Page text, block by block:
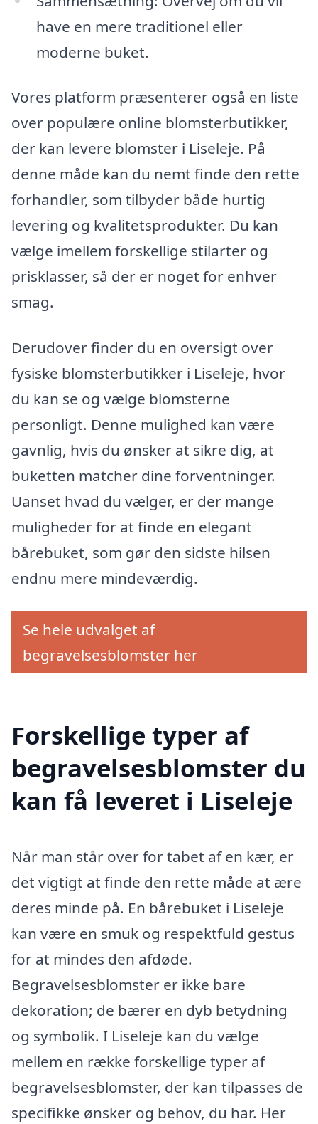
have en mere traditionel eller
moderne buket.
Vores platform præsenterer også en liste
over populære online blomsterbutikker,
der kan levere blomster i Liseleje. På
denne måde kan du nemt finde den rette
forhandler, som tilbyder både hurtig
levering og kvalitetsprodukter. Du kan
vælge imellem forskellige stilarter og
prisklasser, så der er noget for enhver
smag.
Derudover finder du en oversigt over
fysiske blomsterbutikker i Liseleje, hvor
du kan se og vælge blomsterne
personligt. Denne mulighed kan være
gavnlig, hvis du ønsker at sikre dig, at
buketten matcher dine forventninger.
Uanset hvad du vælger, er der mange
muligheder for at finde en elegant
bårebuket, som gør den sidste hilsen
endnu mere mindeværdig.
Se hele udvalget af
begravelsesblomster her
Forskellige typer af
begravelsesblomster du
kan få leveret i Liseleje
Når man står over for tabet af en kær, er
det vigtigt at finde den rette måde at ære
deres minde på. En bårebuket i Liseleje
kan være en smuk og respektfuld gestus
for at mindes den afdøde.
Begravelsesblomster er ikke bare
dekoration; de bærer en dyb betydning
og symbolik. I Liseleje kan du vælge
mellem en række forskellige typer af
begravelsesblomster, der kan tilpasses de
specifikke ønsker og behov, du har. Her